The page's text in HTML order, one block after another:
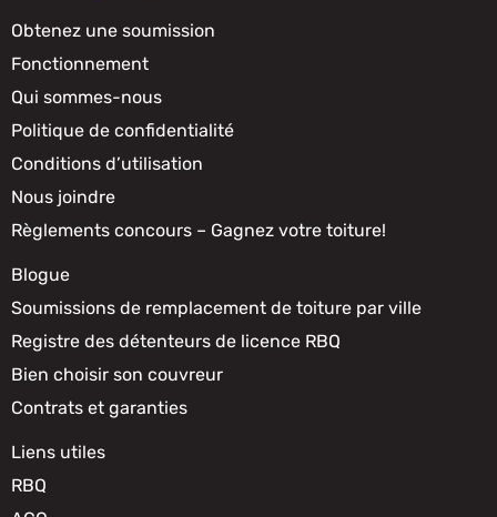
Obtenez une soumission
Fonctionnement
Qui sommes-nous
Politique de confidentialité
Conditions d’utilisation
Nous joindre
Règlements concours – Gagnez votre toiture!
Blogue
Soumissions de remplacement de toiture par ville
Registre des détenteurs de licence RBQ
Bien choisir son couvreur
Contrats et garanties
Liens utiles
RBQ